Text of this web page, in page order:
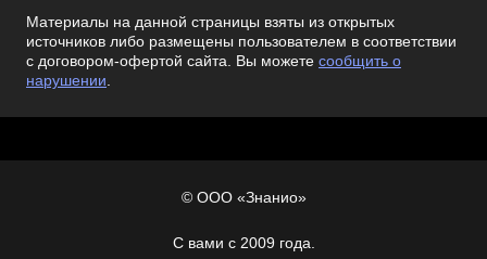
Материалы на данной страницы взяты из открытых
источников либо размещены пользователем в соответствии
с договором-офертой сайта. Вы можете сообщить о
нарушении.
© ООО «Знанио»
С вами с 2009 года.